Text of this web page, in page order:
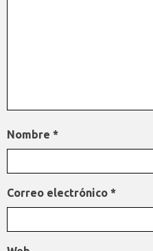
Nombre *
Correo electrónico *